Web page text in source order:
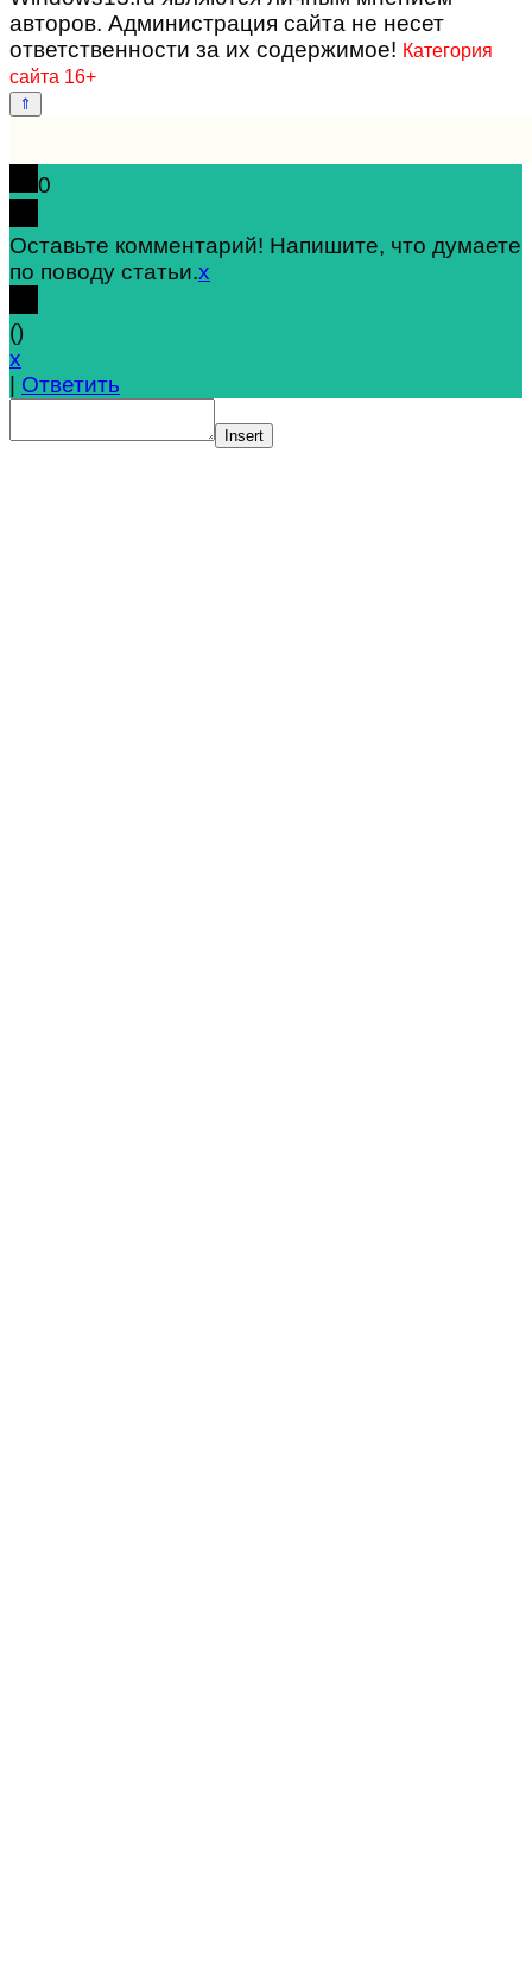
авторов. Администрация сайта не несет
ответственности за их содержимое! Категория
сайта 16+
0
Оставьте комментарий! Напишите, что думаете
по поводу статьи.x
()
x
| Ответить
Insert